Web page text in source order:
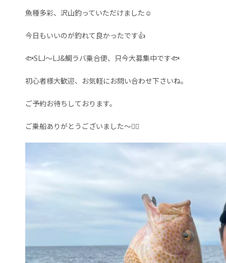
魚種多彩、沢山釣っていただけました☺️
今日もいいのが釣れて良かったです👍️
🐟️SLJ～LJ&鯛ラバ乗合便、只今大募集中です🐟
初心者様大歓迎、お気軽にお問い合わせ下さいね。
ご予約お待ちしております。
ご乗船ありがとうございました～🙇‍♀️